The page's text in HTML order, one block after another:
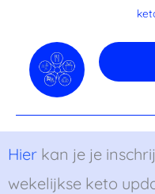
inhoud
Hier kan je je
wekelijkse keto